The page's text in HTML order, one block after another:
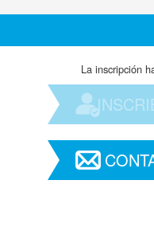
La inscripción